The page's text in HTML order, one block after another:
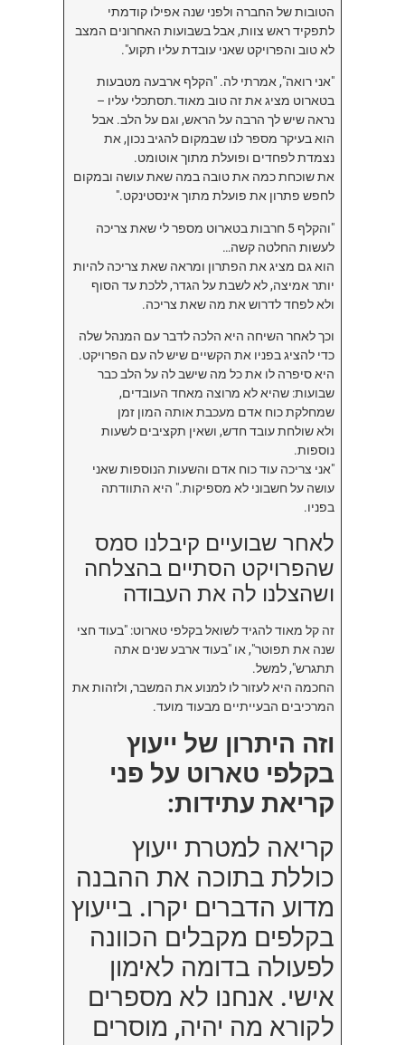
הטובות של החברה ולפני שנה אפילו קודמתי
לתפקיד ראש צוות, אבל בשבועות האחרונים המצב
לא טוב והפרויקט שאני עובדת עליו תקוע".
"אני רואה", אמרתי לה. "הקלף ארבעה מטבעות
בטארוט מציג את זה טוב מאוד.תסתכלי עליו –
נראה שיש לך הרבה על הראש, וגם על הלב. אבל
הוא בעיקר מספר לנו שבמקום להגיב נכון, את
נצמדת לפחדים ופועלת מתוך אוטומט.
את שוכחת כמה את טובה במה שאת עושה ובמקום
לחפש פתרון את פועלת מתוך אינסטינקט."
"והקלף 5 חרבות בטארוט מספר לי שאת צריכה
לעשות החלטה קשה…
הוא גם מציג את הפתרון ומראה שאת צריכה להיות
יותר אמיצה, לא לשבת על הגדר, ללכת עד הסוף
ולא לפחד לדרוש את מה שאת צריכה.
וכך לאחר השיחה היא הלכה לדבר עם המנהל שלה
כדי להציג בפניו את הקשיים שיש לה עם הפרויקט.
היא סיפרה לו את כל מה שישב לה על הלב כבר
שבועות: שהיא לא מרוצה מאחד העובדים,
שמחלקת כוח אדם מעכבת אותה המון זמן
ולא שולחת עובד חדש, ושאין תקציבים לשעות
נוספות.
"אני צריכה עוד כוח אדם והשעות הנוספות שאני
עושה על חשבוני לא מספיקות." היא התוודתה
בפניו.
לאחר שבועיים קיבלנו סמס
שהפרויקט הסתיים בהצלחה
ושהצלנו לה את העבודה
זה קל מאוד להגיד לשואל בקלפי טארוט: "בעוד חצי
שנה את תפוטר", או "בעוד ארבע שנים אתה
תתגרש", למשל.
החכמה היא לעזור לו למנוע את המשבר, ולזהות את
המרכיבים הבעייתיים מבעוד מועד.
וזה היתרון של ייעוץ
בקלפי טארוט על פני
קריאת עתידות:
קריאה למטרת ייעוץ
כוללת בתוכה את ההבנה
מדוע הדברים יקרו. בייעוץ
בקלפים מקבלים הכוונה
לפעולה בדומה לאימון
אישי. אנחנו לא מספרים
לקורא מה יהיה, מוסרים